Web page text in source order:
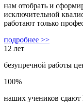
нам отобрать и
исключительной
работают только
подробнее >>
12 лет
безупречной работы
100%
наших учеников